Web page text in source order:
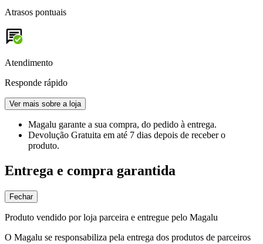
Atrasos pontuais
Atendimento
Responde rápido
Ver mais sobre a loja
Magalu garante a sua compra, do pedido à entrega.
Devolução Gratuita em até 7 dias depois de receber o
produto.
Entrega e compra garantida
Fechar
Produto vendido por loja parceira e entregue pelo Magalu
O Magalu se responsabiliza pela entrega dos produtos de parceiros